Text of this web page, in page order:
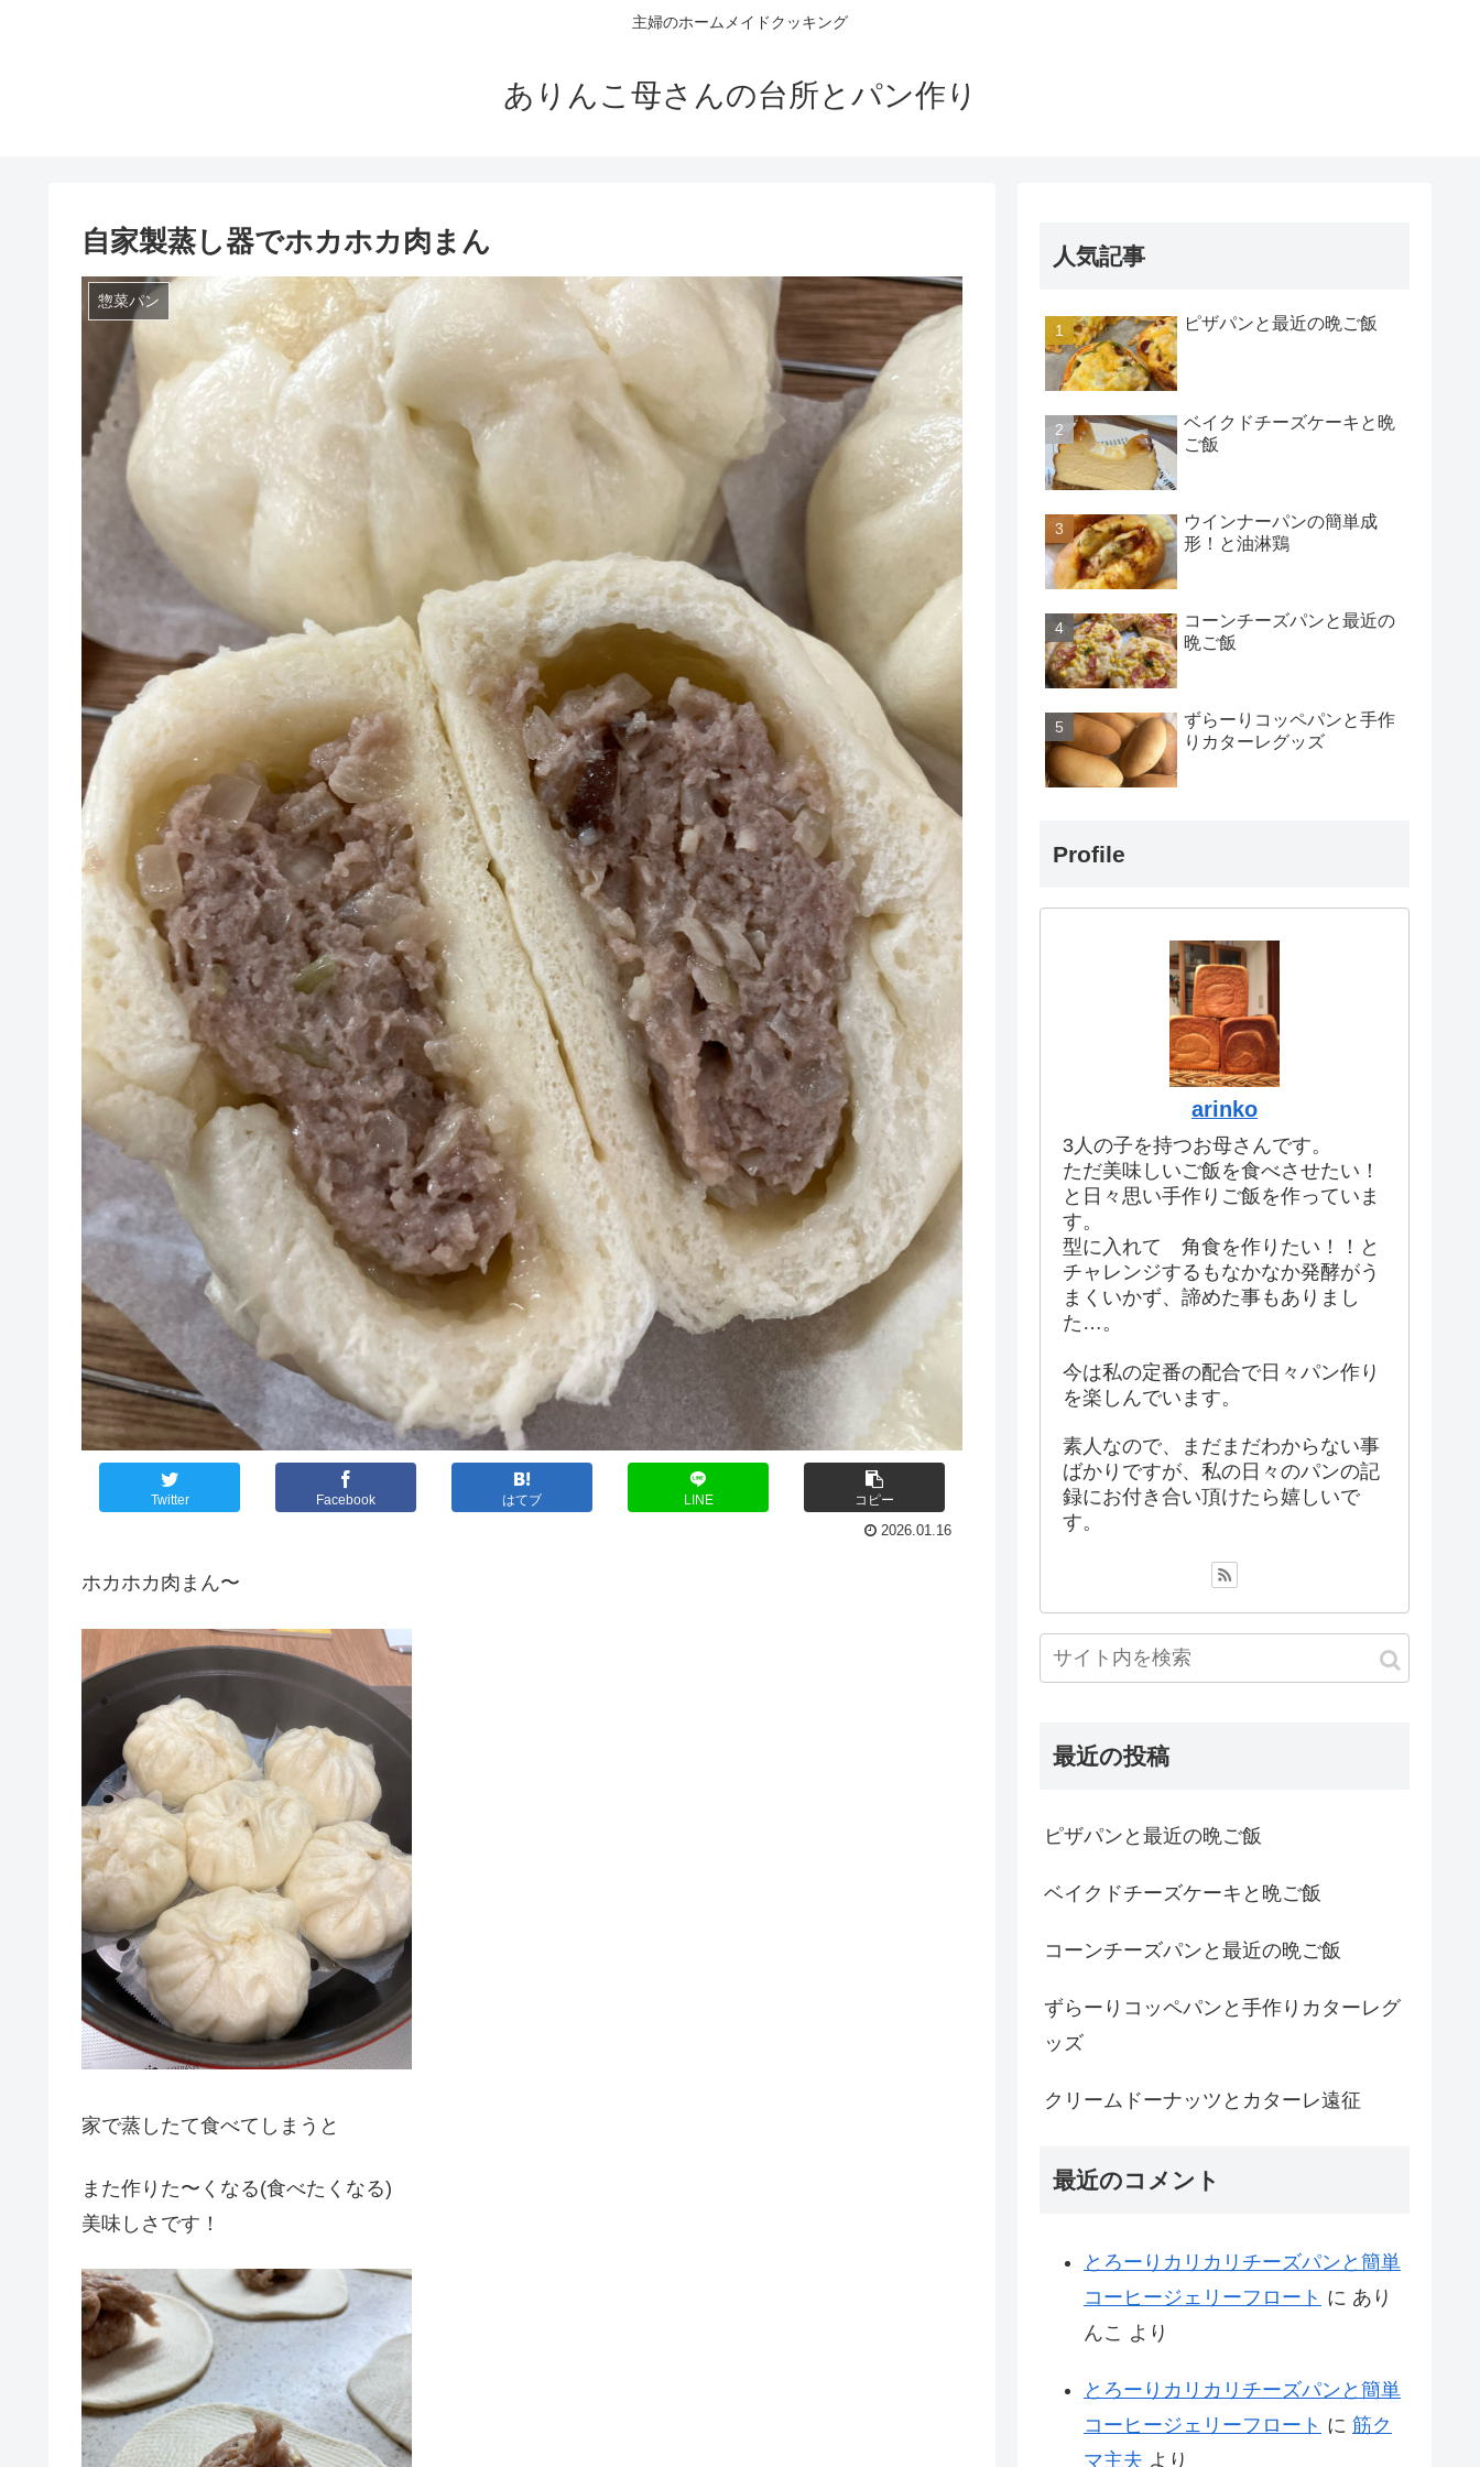
主婦のホームメイドクッキング
ありんこ母さんの台所とパン作り
自家製蒸し器でホカホカ肉まん
惣菜パン
Twitter Facebook はてブ LINE コピー
2026.01.16
ホカホカ肉まん〜
家で蒸したて食べてしまうと
また作りた〜くなる(食べたくなる)
美味しさです！
人気記事
ピザパンと最近の晩ご飯
ベイクドチーズケーキと晩
ご飯
ウインナーパンの簡単成
形！と油淋鶏
コーンチーズパンと最近の
晩ご飯
ずらーりコッペパンと手作
りカターレグッズ
Profile
arinko
3人の子を持つお母さんです。
ただ美味しいご飯を食べさせたい！
と日々思い手作りご飯を作っていま
す。
型に入れて 角食を作りたい！！と
チャレンジするもなかなか発酵がう
まくいかず、諦めた事もありまし
た…。
今は私の定番の配合で日々パン作り
を楽しんでいます。
素人なので、まだまだわからない事
ばかりですが、私の日々のパンの記
録にお付き合い頂けたら嬉しいで
す。
最近の投稿
ピザパンと最近の晩ご飯
ベイクドチーズケーキと晩ご飯
コーンチーズパンと最近の晩ご飯
ずらーりコッペパンと手作りカターレグ
ッズ
クリームドーナッツとカターレ遠征
最近のコメント
とろーりカリカリチーズパンと簡単
コーヒージェリーフロート に あり
んこ より
とろーりカリカリチーズパンと簡単
コーヒージェリーフロート に 筋ク
マ主夫 より